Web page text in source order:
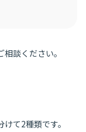
談ください。
て2種類です。